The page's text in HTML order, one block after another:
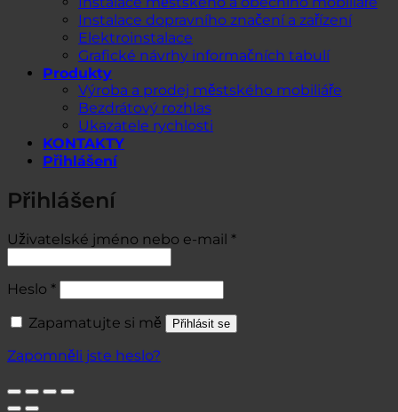
Instalace dopravního značení a zařízení
Elektroinstalace
Grafické návrhy informačních tabulí
Produkty
Výroba a prodej městského mobiliáře
Bezdrátový rozhlas
Ukazatele rychlosti
KONTAKTY
Přihlášení
Přihlášení
Uživatelské jméno nebo e-mail *Povinné
Heslo *Povinné
Zapamatujte si mě Přihlásit se
Zapomněli jste heslo?